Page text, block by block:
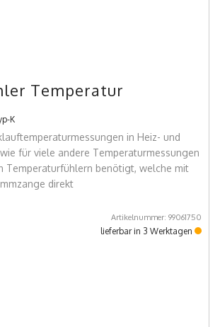
Temperatur
K
in Heiz- und
für viele andere Temperaturmessungen
Temperaturfühlern benötigt, welche mit
direkt
Artikelnummer: 99061750
lieferbar in 3 Werktagen